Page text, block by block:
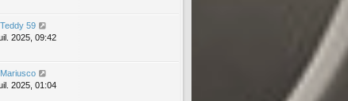
Teddy 59
2025, 09:42
Mariusco
2025, 01:04